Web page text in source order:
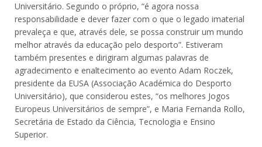
Universitário. Segundo o próprio, “é agora nossa
responsabilidade e dever fazer com o que o legado imaterial
prevaleça e que, através dele, se possa construir um mundo
melhor através da educação pelo desporto”. Estiveram
também presentes e dirigiram algumas palavras de
agradecimento e enaltecimento ao evento Adam Roczek,
presidente da EUSA (Associação Académica do Desporto
Universitário), que considerou estes, “os melhores Jogos
Europeus Universitários de sempre”, e Maria Fernanda Rollo,
Secretária de Estado da Ciência, Tecnologia e Ensino
Superior.